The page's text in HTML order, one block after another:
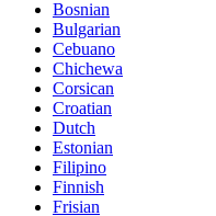
Bosnian
Bulgarian
Cebuano
Chichewa
Corsican
Croatian
Dutch
Estonian
Filipino
Finnish
Frisian